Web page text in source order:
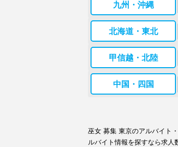
九州・沖縄
北海道・東北
甲信越・北陸
中国・四国
巫女 募集 東京のアルバイト
ルバイト情報を探すなら求人